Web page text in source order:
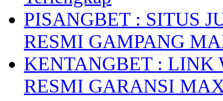
PISANGBET : SITUS
RESMI GAMPANG
KENTANGBET : LINK
RESMI GARANSI